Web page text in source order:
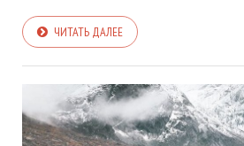
ЧИТАТЬ ДАЛЕЕ